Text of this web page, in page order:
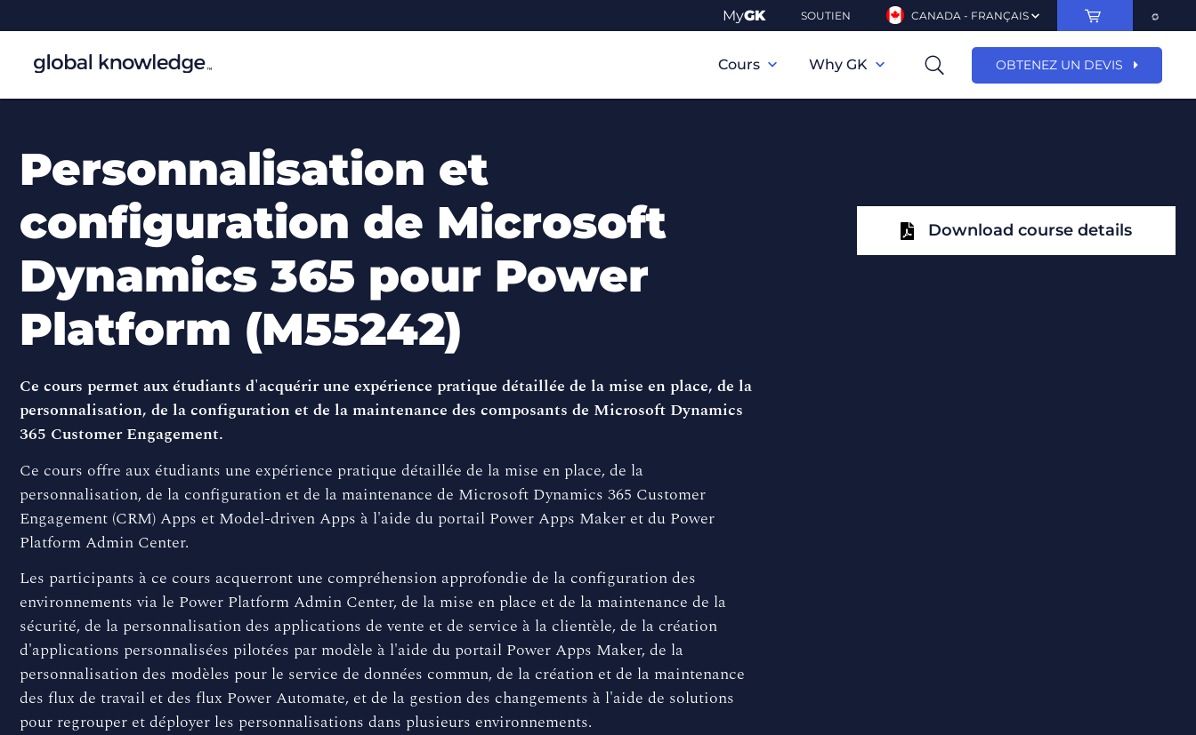
MyGK SOUTIEN CANADA - FRANÇAIS
principale
Cours Why GK OBTENEZ UN DEVIS
Personnalisation et
configuration de Microsoft
Dynamics 365 pour Power
Platform (M55242)
Ce cours permet aux étudiants d'acquérir une expérience pratique détaillée de la mise en place, de la
personnalisation, de la configuration et de la maintenance des composants de Microsoft Dynamics
365 Customer Engagement.
Ce cours offre aux étudiants une expérience pratique détaillée de la mise en place, de la
personnalisation, de la configuration et de la maintenance de Microsoft Dynamics 365 Customer
Engagement (CRM) Apps et Model-driven Apps à l'aide du portail Power Apps Maker et du Power
Platform Admin Center.
Les participants à ce cours acquerront une compréhension approfondie de la configuration des
environnements via le Power Platform Admin Center, de la mise en place et de la maintenance de la
sécurité, de la personnalisation des applications de vente et de service à la clientèle, de la création
d'applications personnalisées pilotées par modèle à l'aide du portail Power Apps Maker, de la
personnalisation des modèles pour le service de données commun, de la création et de la maintenance
des flux de travail et des flux Power Automate, et de la gestion des changements à l'aide de solutions
pour regrouper et déployer les personnalisations dans plusieurs environnements.
Download course details